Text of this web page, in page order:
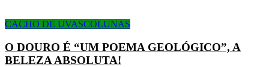
CACHO DE UVASCOLUNAS
O DOURO É “UM POEMA GEOLÓGICO”, A
BELEZA ABSOLUTA!